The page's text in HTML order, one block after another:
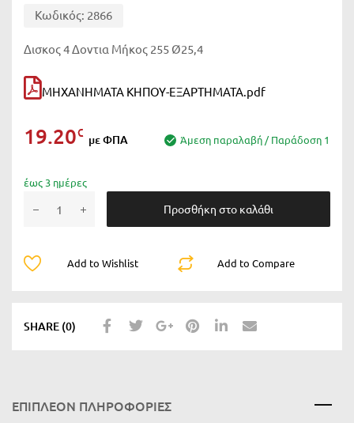
Κωδικός: 2866
Δισκος 4 Δοντια Μήκος 255 Ø25,4
ΜΗΧΑΝΗΜΑΤΑ ΚΗΠΟΥ-ΕΞΑΡΤΗΜΑΤΑ.pdf
19.20€ με ΦΠΑ Άμεση παραλαβή / Παράδοση 1
έως 3 ημέρες
Προσθήκη στο καλάθι
Add to Compare
Add to Wishlist
SHARE (0)
ΕΠΙΠΛΈΟΝ ΠΛΗΡΟΦΟΡΊΕΣ